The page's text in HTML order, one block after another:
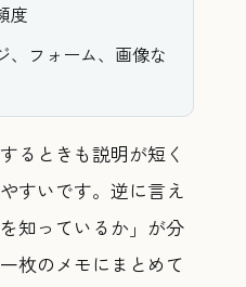
度
、フォーム、画像な
るときも説明が短く
すいです。逆に言え
知っているか」が分
枚のメモにまとめて